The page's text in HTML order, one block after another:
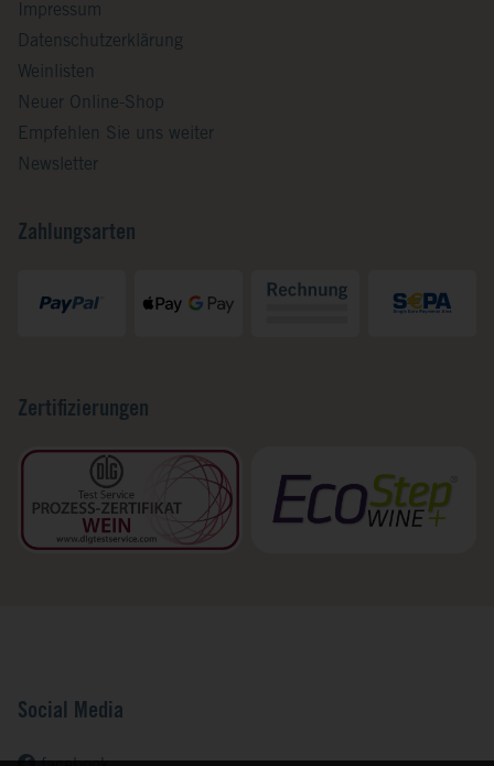
Impressum
Datenschutzerklärung
Weinlisten
Neuer Online-Shop
Empfehlen Sie uns weiter
Newsletter
Zahlungsarten
Zertifizierungen
Social Media